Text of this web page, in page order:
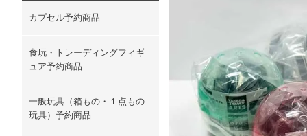
カプセル予約商品
食玩・トレーディングフィギ
ュア予約商品
一般玩具（箱もの・１点もの
玩具）予約商品